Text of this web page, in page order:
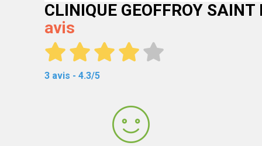
CLINIQUE GEOFFROY
avis
3 avis - 4.3/5